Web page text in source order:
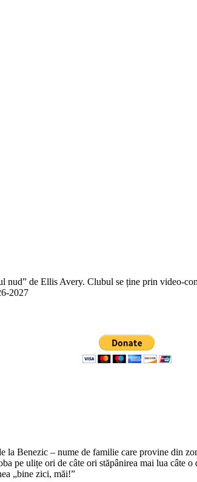
nud” de Ellis Avery. Clubul se ține prin video-
2027
Benezic – nume de familie care provine din
pe ulițe ori de câte ori stăpânirea mai lua
„bine zici, măi!”